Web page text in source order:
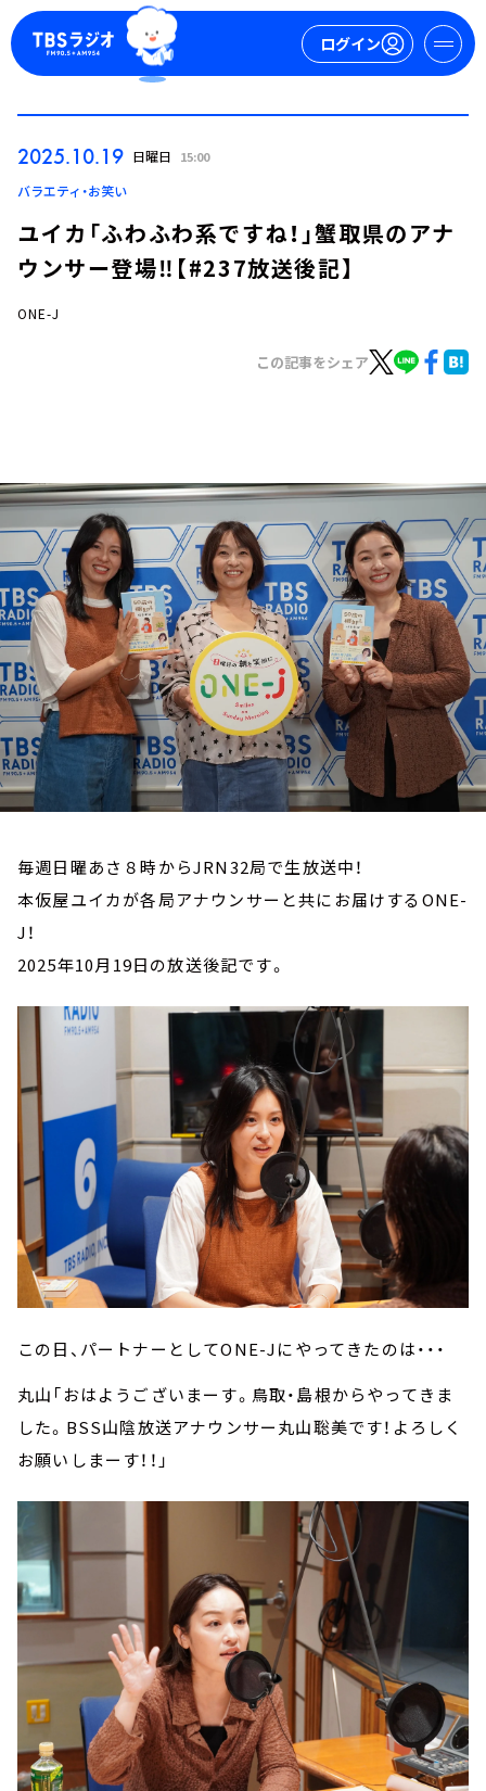
ログイン
ログイン
お知らせ
イベント・グッズ
YouTube
会社情報
2025.10.19 日曜日 15:00
バラエティ・お笑い
ユイカ「ふわふわ系ですね！」蟹取県のアナ
ウンサー登場‼【#237放送後記】
ONE-J
この記事をシェア
毎週日曜あさ８時からJRN32局で生放送中！
本仮屋ユイカが各局アナウンサーと共にお届けするONE-
J！
2025年10月19日の放送後記です。
この日、パートナーとしてONE-Jにやってきたのは・・・
丸山「おはようございまーす。鳥取・島根からやってきま
した。BSS山陰放送アナウンサー丸山聡美です！よろしく
お願いしまーす！！」